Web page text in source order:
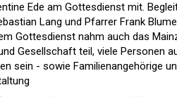
Ede am Gottesdienst mit.
Lang und Pfarrer Frank
Gottesdienst nahm auch das
Gesellschaft teil, viele Personen
sein - sowie Familienangehörige